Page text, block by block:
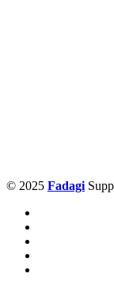
© 2025 Fadagi